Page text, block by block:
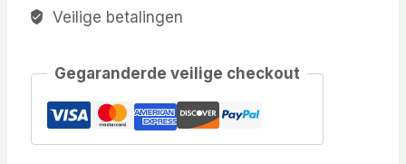
Veilige betalingen
Gegaranderde veilige checkout